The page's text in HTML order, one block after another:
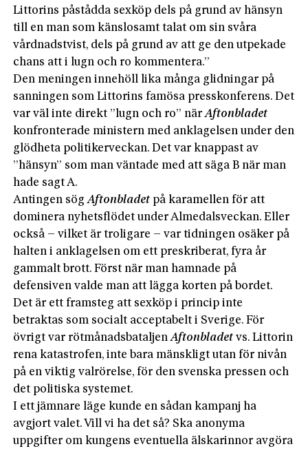
Littorins påstådda sexköp dels på grund av hänsyn
till en man som känslosamt talat om sin svåra
vårdnadstvist, dels på grund av att ge den utpekade
chans att i lugn och ro kommentera.”
Den meningen innehöll lika många glidningar på
sanningen som Littorins famösa presskonferens. Det
var väl inte direkt ”lugn och ro” närAftonbladet
konfronterade ministern med anklagelsen under den
glödheta politikerveckan. Det var knappast av
”hänsyn” som man väntade med att säga B när man
hade sagt A.
Antingen sögAftonbladet på karamellen för att
dominera nyhetsflödet under Almedalsveckan. Eller
också – vilket är troligare – var tidningen osäker på
halten i anklagelsen om ett preskriberat, fyra år
gammalt brott. Först när man hamnade på
defensiven valde man att lägga korten på bordet.
Det är ett framsteg att sexköp i princip inte
betraktas som socialt acceptabelt i Sverige. För
övrigt var rötmånadsbataljenAftonbladet vs. Littorin
rena katastrofen, inte bara mänskligt utan för nivån
på en viktig valrörelse, för den svenska pressen och
det politiska systemet.
I ett jämnare läge kunde en sådan kampanj ha
avgjort valet. Vill vi ha det så? Ska anonyma
uppgifter om kungens eventuella älskarinnor avgöra